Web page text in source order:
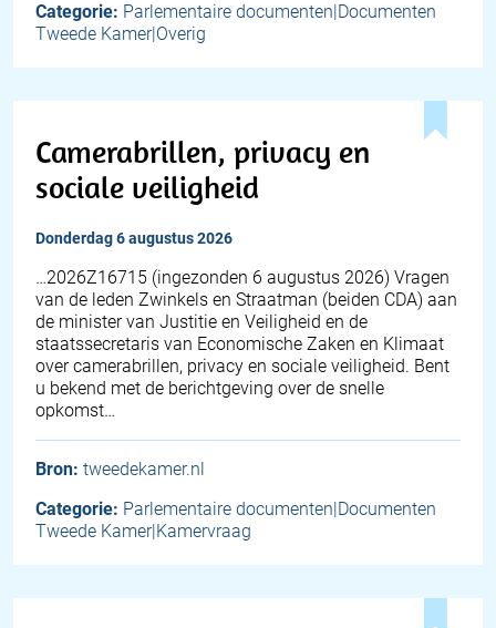
Categorie: Parlementaire documenten|Documenten
Tweede Kamer|Overig
Camerabrillen, privacy en
sociale veiligheid
donderdag 6 augustus 2026
… 2026Z16715 (ingezonden 6 augustus 2026) Vragen
van de leden Zwinkels en Straatman (beiden CDA) aan
de minister van Justitie en Veiligheid en de
staatssecretaris van Economische Zaken en Klimaat
over camerabrillen, privacy en sociale veiligheid. Bent
u bekend met de berichtgeving over de snelle
opkomst…
Bron: tweedekamer.nl
Categorie: Parlementaire documenten|Documenten
Tweede Kamer|Kamervraag